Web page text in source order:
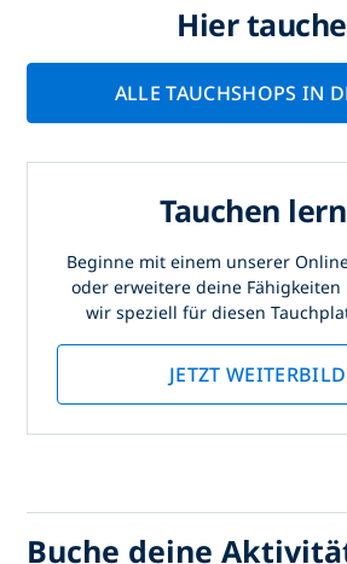
Hier
ALLE TAUCHSHOPS IN
Tauchen
Beginne mit einem unserer
oder erweitere deine
wir speziell für diesen
JETZT
Buche deine